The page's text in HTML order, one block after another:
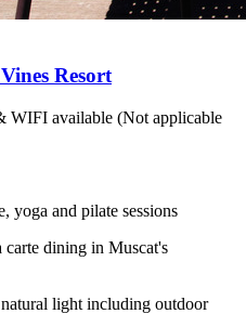
Resort
WIFI available (Not applicable
yoga and pilate sessions
dining in Muscat's
light including outdoor